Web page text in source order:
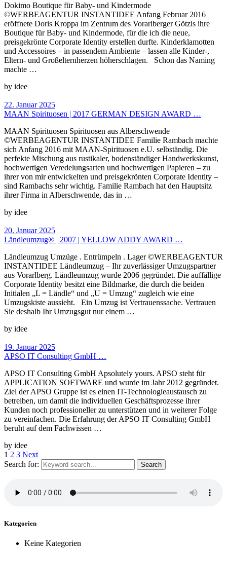
Dokimo Boutique für Baby- und Kindermode
©WERBEAGENTUR INSTANTIDEE Anfang Februar 2016
eröffnete Doris Kroppa im Zentrum des Vorarlberger Götzis ihre
Boutique für Baby- und Kindermode, für die ich die neue,
preisgekrönte Corporate Identity erstellen durfte. Kinderklamotten
und Accessoires – in passendem Ambiente – lassen alle Kinder-,
Eltern- und Großelternherzen höherschlagen. Schon das Naming
machte …
by idee
22. Januar 2025
MAAN Spirituosen | 2017 GERMAN DESIGN AWARD …
MAAN Spirituosen Spirituosen aus Alberschwende
©WERBEAGENTUR INSTANTIDEE Familie Rambach machte
sich Anfang 2016 mit MAAN-Spirituosen e.U. selbständig. Die
perfekte Mischung aus rustikaler, bodenständiger Handwerkskunst,
hochwertigen Veredelungsarten und hochwertigen Papieren – zu
ihrer von mir entwickelten und preisgekrönten Corporate Identity –
sind Rambachs sehr wichtig. Familie Rambach hat den Hauptsitz
ihrer Firma in Alberschwende, das in …
by idee
20. Januar 2025
Ländleumzug® | 2007 | YELLOW ADDY AWARD …
Ländleumzug Umzüge . Entrümpeln . Lager ©WERBEAGENTUR
INSTANTIDEE Ländleumzug – Ihr zuverlässiger Umzugspartner
aus Vorarlberg. Ländleumzug wurde 2006 gegründet. Die auffällige
Corporate Identity besitzt eine Bildmarke, die durch die beiden
Initialen „L = Ländle“ und „U = Umzug“ zugleich wie eine
Umzugskiste aussieht. Ein Umzug ist Vertrauenssache. Vertrauen
Sie deshalb Ihr Umzugsgut nur einem …
by idee
19. Januar 2025
APSO IT Consulting GmbH …
APSO IT Consulting GmbH Apsolutely yours. APSO steht für
APPLICATION SOFTWARE und wurde im Jahr 2012 gegründet.
Ziel der APSO Gruppe ist es einen IT-Technologieaustausch zu
betreiben, um damit die individuellen Geschäftsprozesse ihrer
Kunden noch professioneller zu unterstützen und in weiterer Folge
zu vereinfachen. Die Erfahrung der APSO IT Consulting GmbH
beruht auf dem Fachwissen …
by idee
1 2 3 Next
Search for:
Kategorien
Keine Kategorien